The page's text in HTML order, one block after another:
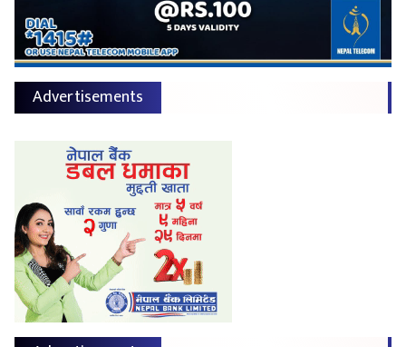
Advertisements